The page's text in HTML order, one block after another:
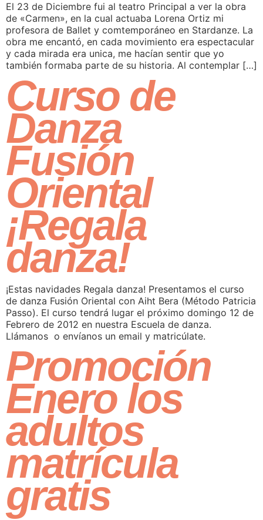
El 23 de Diciembre fui al teatro Principal a ver la obra
de «Carmen», en la cual actuaba Lorena Ortiz mi
profesora de Ballet y comtemporáneo en Stardanze. La
obra me encantó, en cada movimiento era espectacular
y cada mirada era unica, me hacían sentir que yo
también formaba parte de su historia. Al contemplar […]
Curso de
Danza
Fusión
Oriental
¡Regala
danza!
¡Estas navidades Regala danza! Presentamos el curso
de danza Fusión Oriental con Aiht Bera (Método Patricia
Passo). El curso tendrá lugar el próximo domingo 12 de
Febrero de 2012 en nuestra Escuela de danza.
Llámanos o envíanos un email y matricúlate.
Promoción
Enero los
adultos
matrícula
gratis